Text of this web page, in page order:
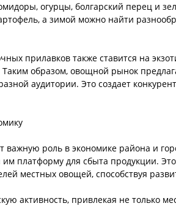
огурцы, болгарский перец и
а зимой можно найти
прилавков также ставится на
образом, овощной рынок
аудитории. Это создает
роль в экономике района и
платформу для сбыта продукции.
местных овощей, способствуя
активность, привлекая не только